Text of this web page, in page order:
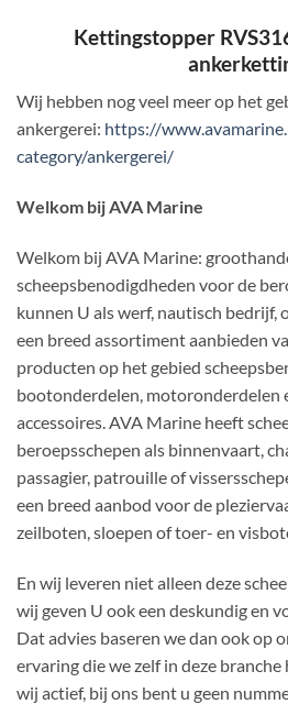
Kettingstopper
Wij hebben nog veel meer op het
ankergerei: https://
category/ankergerei/
Welkom bij AVA Marine
Welkom bij AVA Marine:
scheepsbenodigdheden voor de
kunnen U als werf, nautisch bedrijf,
een breed assortiment aanbieden
producten op het gebied
bootonderdelen, motoronderdelen
accessoires. AVA Marine heeft
beroepsschepen als binnenvaart,
passagier, patrouille of
een breed aanbod voor de
zeilboten, sloepen of toer- en
En wij leveren niet alleen deze
wij geven U ook een deskundig en
Dat advies baseren we dan ook op
ervaring die we zelf in deze branche
wij actief, bij ons bent u geen